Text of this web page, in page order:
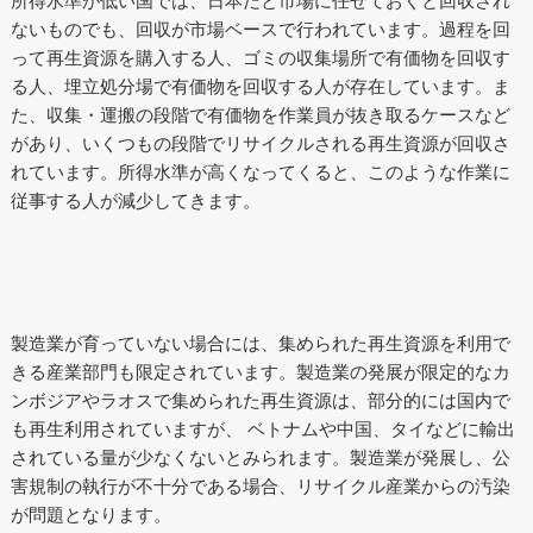
ないものでも、回収が市場ベースで行われています。過程を回
って再生資源を購入する人、ゴミの収集場所で有価物を回収す
る人、埋立処分場で有価物を回収する人が存在しています。ま
た、収集・運搬の段階で有価物を作業員が抜き取るケースなど
があり、いくつもの段階でリサイクルされる再生資源が回収さ
れています。所得水準が高くなってくると、このような作業に
従事する人が減少してきます。
製造業が育っていない場合には、集められた再生資源を利用で
きる産業部門も限定されています。製造業の発展が限定的なカ
ンボジアやラオスで集められた再生資源は、部分的には国内で
も再生利用されていますが、 ベトナムや中国、タイなどに輸出
されている量が少なくないとみられます。製造業が発展し、公
害規制の執行が不十分である場合、リサイクル産業からの汚染
が問題となります。